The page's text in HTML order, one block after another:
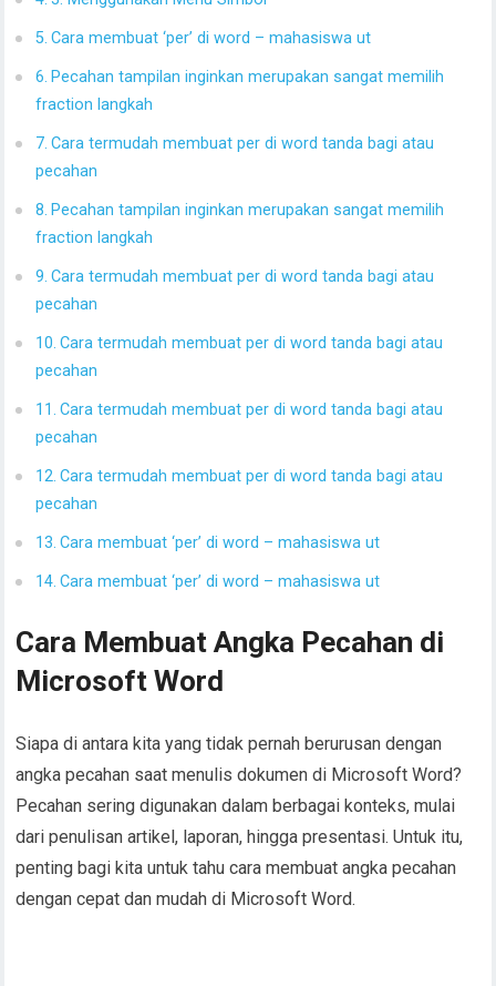
Cara membuat ‘per’ di word – mahasiswa ut
Pecahan tampilan inginkan merupakan sangat memilih
fraction langkah
Cara termudah membuat per di word tanda bagi atau
pecahan
Pecahan tampilan inginkan merupakan sangat memilih
fraction langkah
Cara termudah membuat per di word tanda bagi atau
pecahan
Cara termudah membuat per di word tanda bagi atau
pecahan
Cara termudah membuat per di word tanda bagi atau
pecahan
Cara termudah membuat per di word tanda bagi atau
pecahan
Cara membuat ‘per’ di word – mahasiswa ut
Cara membuat ‘per’ di word – mahasiswa ut
Cara Membuat Angka Pecahan di
Microsoft Word
Siapa di antara kita yang tidak pernah berurusan dengan
angka pecahan saat menulis dokumen di Microsoft Word?
Pecahan sering digunakan dalam berbagai konteks, mulai
dari penulisan artikel, laporan, hingga presentasi. Untuk itu,
penting bagi kita untuk tahu cara membuat angka pecahan
dengan cepat dan mudah di Microsoft Word.